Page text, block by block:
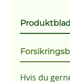
Produktblad
Hvis du